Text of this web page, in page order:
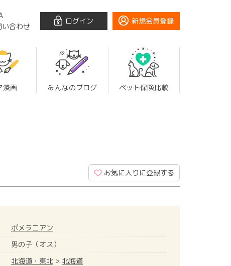
い合わせ
ログイン 新規会員登録
漫画 みんなのブログ ペット保険比較
お気に入りに登録する
ポメラニアン
男の子（オス）
北海道・東北 > 北海道